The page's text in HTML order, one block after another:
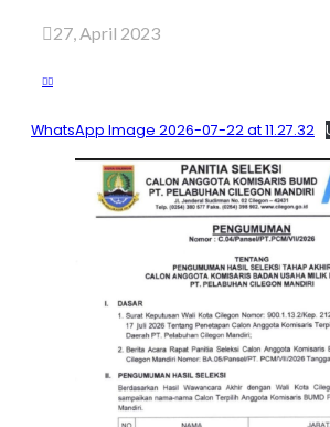
27, April 2023
WhatsApp Image 2026-07-22 at 11.27.32